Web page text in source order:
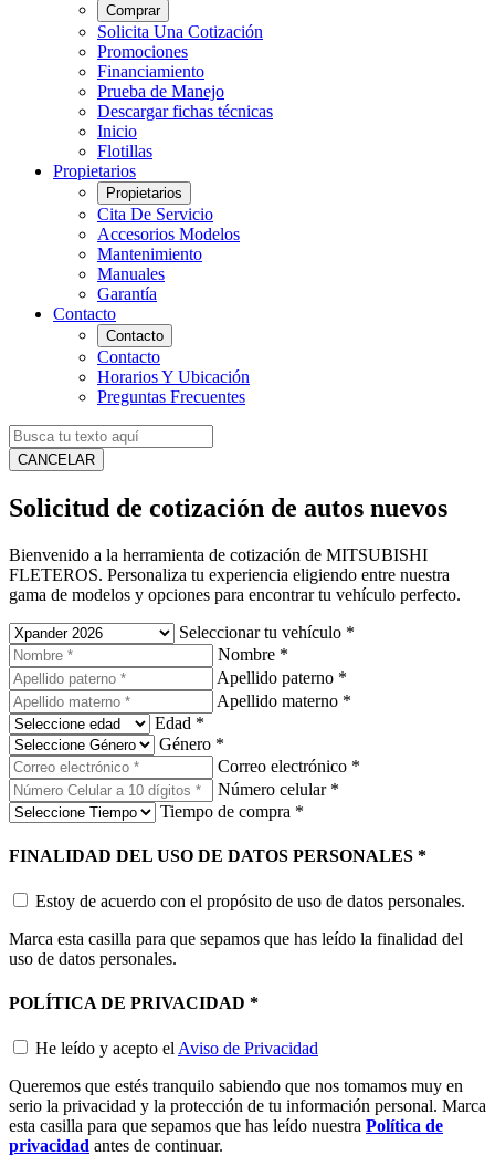
Comprar
Solicita Una Cotización
Promociones
Financiamiento
Prueba de Manejo
Descargar fichas técnicas
Inicio
Flotillas
Propietarios
Propietarios
Cita De Servicio
Accesorios Modelos
Mantenimiento
Manuales
Garantía
Contacto
Contacto
Contacto
Horarios Y Ubicación
Preguntas Frecuentes
CANCELAR
Solicitud de cotización de autos nuevos
Bienvenido a la herramienta de cotización de MITSUBISHI
FLETEROS. Personaliza tu experiencia eligiendo entre nuestra
gama de modelos y opciones para encontrar tu vehículo perfecto.
Seleccionar tu vehículo *
Nombre *
Apellido paterno *
Apellido materno *
Edad *
Género *
Correo electrónico *
Número celular *
Tiempo de compra *
FINALIDAD DEL USO DE DATOS PERSONALES *
Estoy de acuerdo con el propósito de uso de datos personales.
Marca esta casilla para que sepamos que has leído la finalidad del
uso de datos personales.
POLÍTICA DE PRIVACIDAD *
He leído y acepto el Aviso de Privacidad
Queremos que estés tranquilo sabiendo que nos tomamos muy en
serio la privacidad y la protección de tu información personal. Marca
esta casilla para que sepamos que has leído nuestra Política de
privacidad antes de continuar.